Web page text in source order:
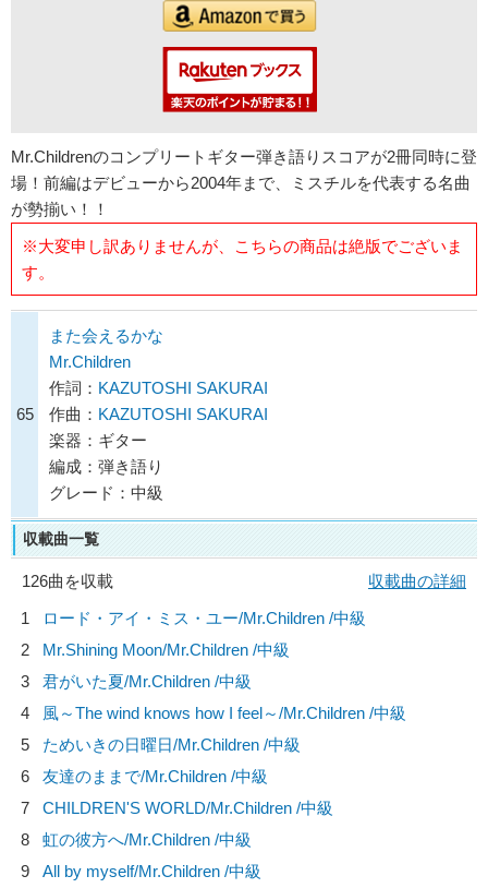
Mr.Childrenのコンプリートギター弾き語りスコアが2冊同時に登
場！前編はデビューから2004年まで、ミスチルを代表する名曲
が勢揃い！！
※大変申し訳ありませんが、こちらの商品は絶版でございま
す。
65
また会えるかな
Mr.Children
作詞： KAZUTOSHI SAKURAI
作曲： KAZUTOSHI SAKURAI
楽器：ギター
編成：弾き語り
グレード：中級
収載曲一覧
126曲を収載
収載曲の詳細
1
ロード・アイ・ミス・ユー/Mr.Children /中級
2
Mr.Shining Moon/Mr.Children /中級
3
君がいた夏/Mr.Children /中級
4
風～The wind knows how I feel～/Mr.Children /中級
5
ためいきの日曜日/Mr.Children /中級
6
友達のままで/Mr.Children /中級
7
CHILDREN'S WORLD/Mr.Children /中級
8
虹の彼方へ/Mr.Children /中級
9
All by myself/Mr.Children /中級